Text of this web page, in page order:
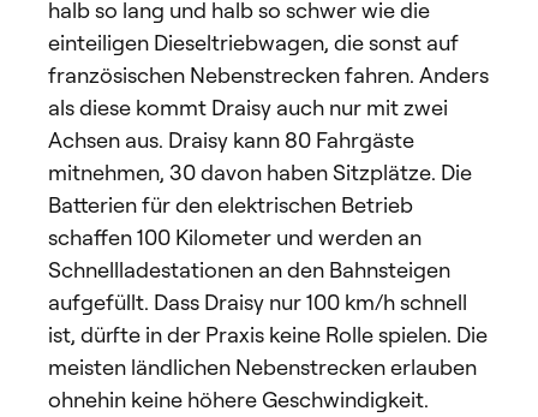
halb so lang und halb so schwer wie die
einteiligen Dieseltriebwagen, die sonst auf
französischen Nebenstrecken fahren. Anders
als diese kommt Draisy auch nur mit zwei
Achsen aus. Draisy kann 80 Fahrgäste
mitnehmen, 30 davon haben Sitzplätze. Die
Batterien für den elektrischen Betrieb
schaffen 100 Kilometer und werden an
Schnellladestationen an den Bahnsteigen
aufgefüllt. Dass Draisy nur 100 km/h schnell
ist, dürfte in der Praxis keine Rolle spielen. Die
meisten ländlichen Nebenstrecken erlauben
ohnehin keine höhere Geschwindigkeit.